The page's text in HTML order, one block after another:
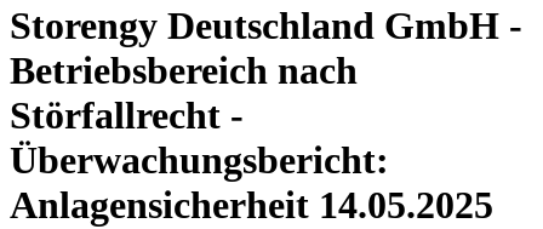
Storengy Deutschland GmbH -
Betriebsbereich nach
Störfallrecht -
Überwachungsbericht:
Anlagensicherheit 14.05.2025